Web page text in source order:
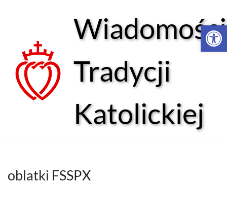
treści
Wiadomości
Tradycji
Katolickiej
oblatki FSSPX